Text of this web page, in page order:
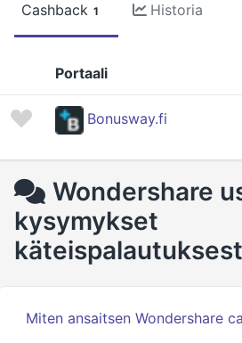
Cashback 1 Historia
Portaali
Bonusway.fi
Wondershare
kysymykset
Miten ansaitsen Wondershare